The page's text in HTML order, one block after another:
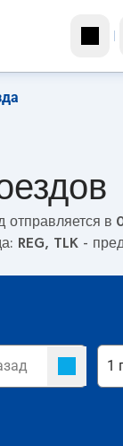
отправляется в
REG, TLK -